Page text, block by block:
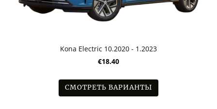
Kona Electric 10.2020 - 1.2023
€18.40
СМОТРЕТЬ ВАРИАНТЫ